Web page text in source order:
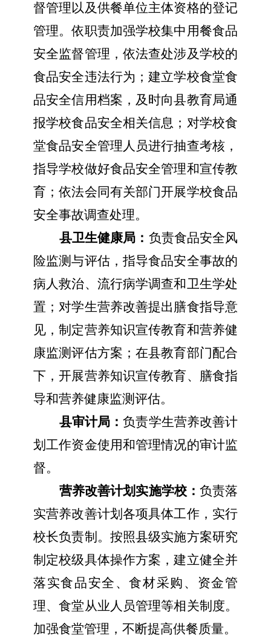
督管理以及供餐单位主体资格的登记
管理。依职责加强学校集中用餐食品
安全监督管理，依法查处涉及学校的
食品安全违法行为；建立学校食堂食
品安全信用档案，及时向县教育局通
报学校食品安全相关信息；对学校食
堂食品安全管理人员进行抽查考核，
指导学校做好食品安全管理和宣传教
育；依法会同有关部门开展学校食品
安全事故调查处理。
县卫生健康局： 负责食品安全风
险监测与评估，指导食品安全事故的
病人救治、流行病学调查和卫生学处
置；对学生营养改善提出膳食指导意
见，制定营养知识宣传教育和营养健
康监测评估方案；在县教育部门配合
下，开展营养知识宣传教育、膳食指
导和营养健康监测评估。
县审计局：负责学生营养改善计
划工作资金使用和管理情况的审计监
督。
营养改善计划实施学校： 负责落
实营养改善计划各项具体工作，实行
校长负责制。按照县级实施方案研究
制定校级具体操作方案，建立健全并
落实食品安全、食材采购、资金管
理、食堂从业人员管理等相关制度。
加强食堂管理，不断提高供餐质量。